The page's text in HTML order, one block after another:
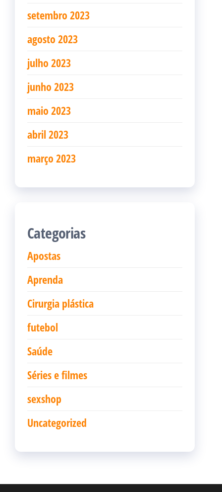
setembro 2023
agosto 2023
julho 2023
junho 2023
maio 2023
abril 2023
março 2023
Categorias
Apostas
Aprenda
Cirurgia plástica
futebol
Saúde
Séries e filmes
sexshop
Uncategorized